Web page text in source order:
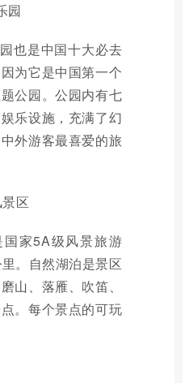
园
也是中国十大必去
为它是中国第一个
公园。公园内有七
乐设施，充满了幻
外游客最喜爱的旅
区
家5A级风景旅游
。自然湖泊是景区
山、落雁、吹笛、
。每个景点的可玩